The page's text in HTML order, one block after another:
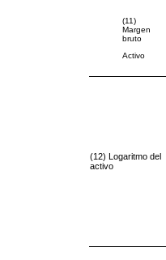
(11)
Margen
bruto
Activo
(12) Logaritmo del
activo